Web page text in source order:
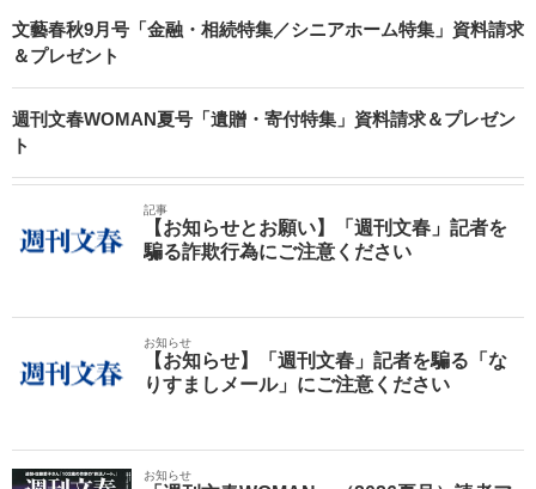
文藝春秋9月号「金融・相続特集／シニアホーム特集」資料請求
＆プレゼント
週刊文春WOMAN夏号「遺贈・寄付特集」資料請求＆プレゼン
ト
記事
【お知らせとお願い】「週刊文春」記者を
騙る詐欺行為にご注意ください
お知らせ
【お知らせ】「週刊文春」記者を騙る「な
りすましメール」にご注意ください
お知らせ